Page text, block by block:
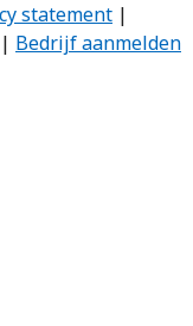
statement |
| Bedrijf aanmelden